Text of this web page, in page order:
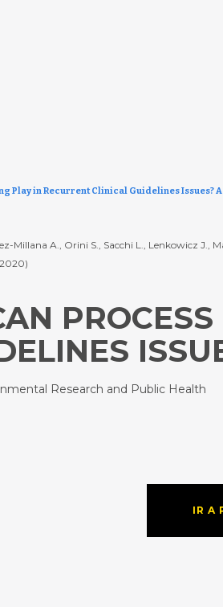
Play in Recurrent Clinical Guidelines Issues?
Millana A., Orini S., Sacchi L., Lenkowicz J.,
Research and Public Health
IR A